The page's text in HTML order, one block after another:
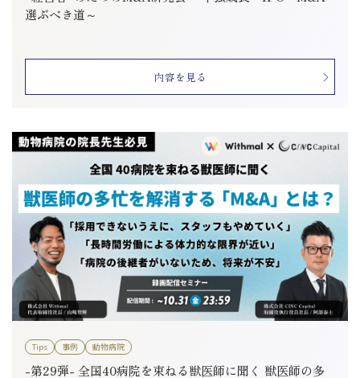
選ぶべき道～
内容を見る
Tips 事例 動物病院
-第29弾- 全国40病院を束ねる獣医師に聞く 獣医師の多